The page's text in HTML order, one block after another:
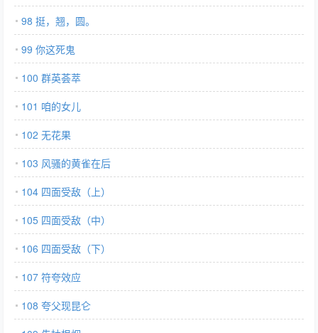
98 挺，翘，圆。
99 你这死鬼
100 群英荟萃
101 咱的女儿
102 无花果
103 风骚的黄雀在后
104 四面受敌（上）
105 四面受敌（中）
106 四面受敌（下）
107 符夸效应
108 夸父现昆仑